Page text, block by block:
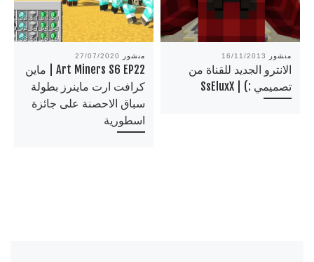
منشور 27/07/2020
Art Miners S6 EP22 | ماين
كرافت ارت ماينرز بطولة
سباق الاحصنة على جائزة
اسطورية
منشور 16/11/2013
الانترو الجديد للقناة من
تصميمي :) | SsEluxX